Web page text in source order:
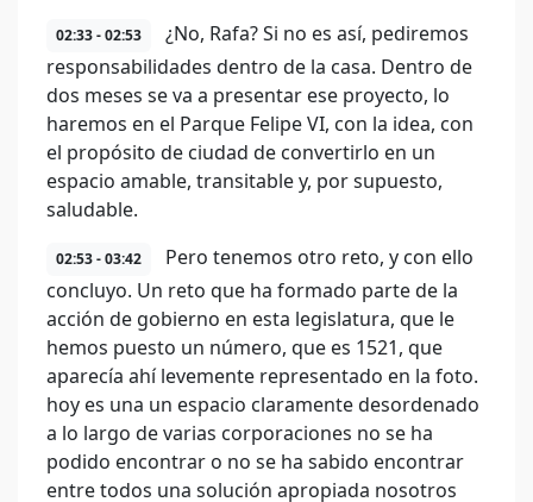
02:33 - 02:53
¿No, Rafa? Si no es así, pediremos
responsabilidades dentro de la casa. Dentro de
dos meses se va a presentar ese proyecto, lo
haremos en el Parque Felipe VI, con la idea, con
el propósito de ciudad de convertirlo en un
espacio amable, transitable y, por supuesto,
saludable.
02:53 - 03:42
Pero tenemos otro reto, y con ello
concluyo. Un reto que ha formado parte de la
acción de gobierno en esta legislatura, que le
hemos puesto un número, que es 1521, que
aparecía ahí levemente representado en la foto.
hoy es una un espacio claramente desordenado
a lo largo de varias corporaciones no se ha
podido encontrar o no se ha sabido encontrar
entre todos una solución apropiada nosotros